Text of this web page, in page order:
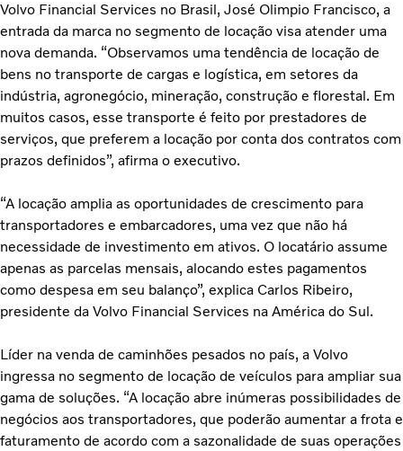
Volvo Financial Services no Brasil, José Olimpio Francisco, a
entrada da marca no segmento de locação visa atender uma
nova demanda. “Observamos uma tendência de locação de
bens no transporte de cargas e logística, em setores da
indústria, agronegócio, mineração, construção e florestal. Em
muitos casos, esse transporte é feito por prestadores de
serviços, que preferem a locação por conta dos contratos com
prazos definidos”, afirma o executivo.
“A locação amplia as oportunidades de crescimento para
transportadores e embarcadores, uma vez que não há
necessidade de investimento em ativos. O locatário assume
apenas as parcelas mensais, alocando estes pagamentos
como despesa em seu balanço”, explica Carlos Ribeiro,
presidente da Volvo Financial Services na América do Sul.
Líder na venda de caminhões pesados no país, a Volvo
ingressa no segmento de locação de veículos para ampliar sua
gama de soluções. “A locação abre inúmeras possibilidades de
negócios aos transportadores, que poderão aumentar a frota e
faturamento de acordo com a sazonalidade de suas operações